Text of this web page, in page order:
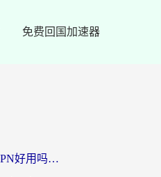
免费回国加速器
海外党必看：穿梭VPN好用吗？和云帆VPN对比哪个回国效果更好？附真实测评+避坑指南